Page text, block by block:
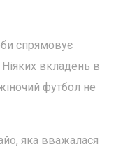
спрямовує
вкладень в
футбол не
яка вважалася